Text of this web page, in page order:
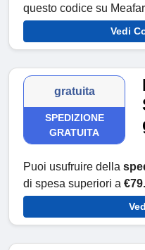
questo codice su
Vedi
gratuita
SPEDIZIONE
GRATUITA
Puoi usufruire della
di spesa superiori a